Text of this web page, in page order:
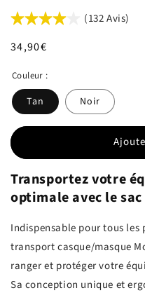
(132 Avis)
Prix
34,90€
Couleur :
Tan Noir
Transportez votre
optimale avec le
Indispensable pour tous les
transport casque/masque
ranger et protéger votre
Sa conception unique et